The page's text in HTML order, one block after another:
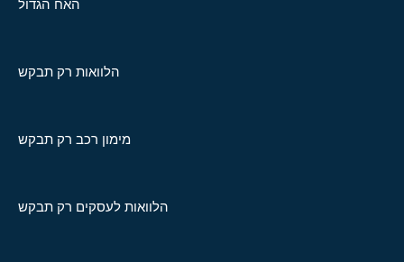
האח הגדול
הלוואות רק תבקש
מימון רכב רק תבקש
הלוואות לעסקים רק תבקש